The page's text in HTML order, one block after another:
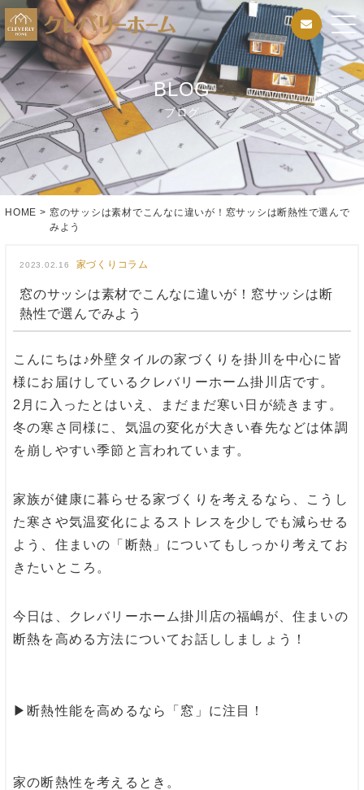
BLOG
ブログ
HOME > 窓のサッシは素材でこんなに違いが！窓サッシは断熱性で選んで
みよう
窓のサッシは素材でこんなに違いが！窓サッシは断
熱性で選んでみよう
2023.02.16 家づくりコラム
こんにちは♪外壁タイルの家づくりを掛川を中心に皆
様にお届けしているクレバリーホーム掛川店です。
2月に入ったとはいえ、まだまだ寒い日が続きます。
冬の寒さ同様に、気温の変化が大きい春先などは体調
を崩しやすい季節と言われています。
家族が健康に暮らせる家づくりを考えるなら、こうし
た寒さや気温変化によるストレスを少しでも減らせる
よう、住まいの「断熱」についてもしっかり考えてお
きたいところ。
今日は、クレバリーホーム掛川店の福嶋が、住まいの
断熱を高める方法についてお話ししましょう！
▶︎断熱性能を高めるなら「窓」に注目！
家の断熱性を考えるとき。